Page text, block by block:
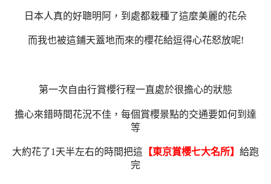
日本人真的好聰明阿，到處都栽種了這麼美麗的花朵
而我也被這鋪天蓋地而來的櫻花給逗得心花怒放呢!
第一次自由行賞櫻行程一直處於很擔心的狀態
擔心來錯時間花況不佳，每個賞櫻景點的交通要如何到達
等
大約花了1天半左右的時間把這 【東京賞櫻七大名所】 給跑
完